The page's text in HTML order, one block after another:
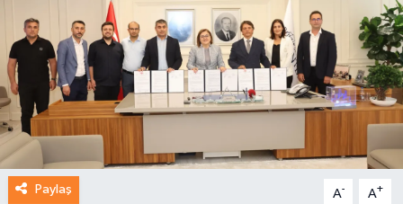
Paylaş A- A+
SPOR